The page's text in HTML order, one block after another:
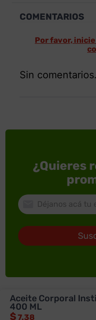
COMENTARIOS
Por favor,
Sin comentarios.
¿Quieres
Aceite Corporal
400 ML
$7.38
ACERCA DE